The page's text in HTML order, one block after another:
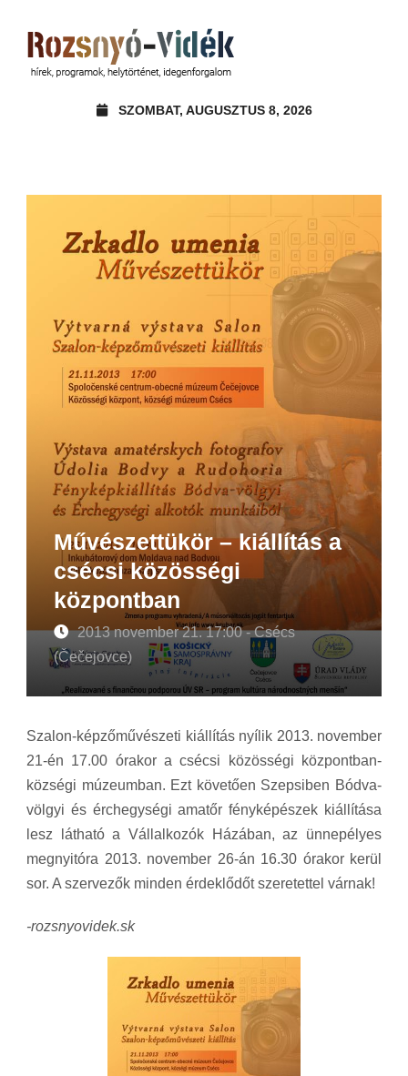
SZOMBAT, AUGUSZTUS 8, 2026
Művészettükör – kiállítás a
csécsi közösségi
központban
2013 november 21. 17:00 - Csécs
(Čečejovce)
Szalon-képzőművészeti kiállítás nyílik 2013. november
21-én 17.00 órakor a csécsi közösségi központban-
községi múzeumban. Ezt követően Szepsiben Bódva-
völgyi és érchegységi amatőr fényképészek kiállítása
lesz látható a Vállalkozók Házában, az ünnepélyes
megnyitóra 2013. november 26-án 16.30 órakor kerül
sor. A szervezők minden érdeklődőt szeretettel várnak!
-rozsnyovidek.sk